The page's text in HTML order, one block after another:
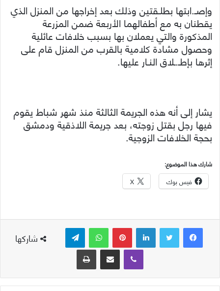
وإصـ.ابتها بطلـقتين وذلك بعد إخراجها من المنزل الذي
يقطنان به مع أطفالهما الأربعة ضمن المزرعة
المذكورة والتي يعملان بها بسبب خلافات عائلية
وحصول مشادة كلامية بالقرب من المنزل قام على
إثرها بإطـ.ـلاق النـار عليها.
يشار إلى أنه هذه الجريمة الثالثة منذ شهر شباط يقوم
فيها رجل بقتل زوجته، بعد جريمة اللاذقية ودمشق
بحجة الخلافات الزوجية.
شارك هذا الموضوع:
فيس بوك X
شاركها
لينكدإن بينتيريست واتساب
ڤايبر
مشاركة عبر البريد طباعة